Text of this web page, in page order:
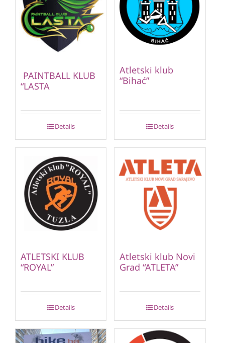
PAINTBALL KLUB
“LASTA
Details
Atletski klub
“Bihać”
Details
ATLETSKI KLUB
“ROYAL”
Details
Atletski klub Novi
Grad “ATLETA”
Details